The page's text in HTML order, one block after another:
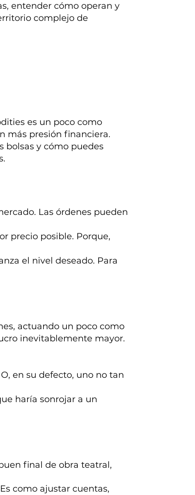
es un poco como
más presión financiera.
bolsas y cómo puedes
Las órdenes pueden
precio posible. Porque,
el nivel deseado. Para
actuando un poco como
inevitablemente mayor.
en su defecto, uno no tan
haría sonrojar a un
final de obra teatral,
como ajustar cuentas,
entender cómo operan y
complejo de